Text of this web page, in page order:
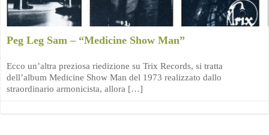
Peg Leg Sam – “Medicine Show Man”
Ecco un’altra preziosa riedizione su Trix Records, si tratta
dell’album Medicine Show Man del 1973 realizzato dallo
straordinario armonicista, allora […]